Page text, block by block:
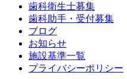
歯科衛生士募集
歯科助手・受付募集
ブログ
お知らせ
施設基準一覧
プライバシーポリシー